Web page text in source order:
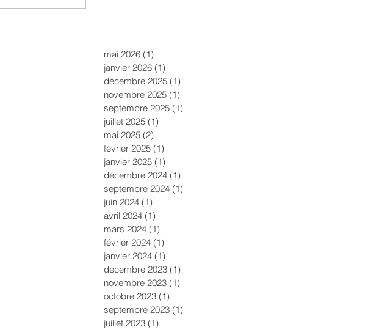
mai 2026 (1)
janvier 2026 (1)
décembre 2025 (1)
novembre 2025 (1)
septembre 2025 (1)
juillet 2025 (1)
mai 2025 (2)
février 2025 (1)
janvier 2025 (1)
décembre 2024 (1)
septembre 2024 (1)
juin 2024 (1)
avril 2024 (1)
mars 2024 (1)
février 2024 (1)
janvier 2024 (1)
décembre 2023 (1)
novembre 2023 (1)
octobre 2023 (1)
septembre 2023 (1)
juillet 2023 (1)